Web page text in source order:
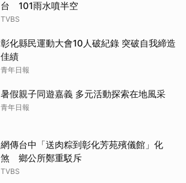
台 101雨水噴半空
TVBS
彰化縣民運動大會10人破紀錄 突破自我締造
佳績
青年日報
暑假親子同遊嘉義 多元活動探索在地風采
青年日報
網傳台中「送肉粽到彰化芳苑殯儀館」化
煞 鄉公所鄭重駁斥
TVBS